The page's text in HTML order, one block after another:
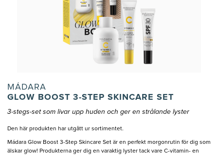
MÁDARA
GLOW BOOST 3-STEP SKINCARE SET
3-stegs-set som livar upp huden och ger en strålande lyster
Den här produkten har utgått ur sortimentet.
Mádara Glow Boost 3-Step Skincare Set är en perfekt morgonrutin för dig som
älskar glow! Produkterna ger dig en varaktig lyster tack vare C-vitamin- en